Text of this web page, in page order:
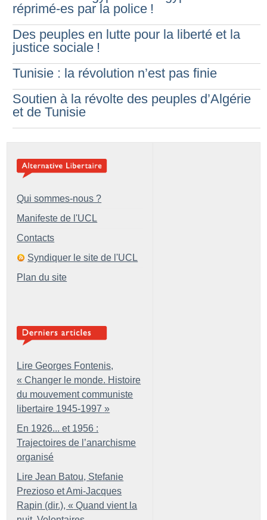
réprimé-es par la police !
Des peuples en lutte pour la liberté et la
justice sociale !
Tunisie : la révolution n’est pas finie
Soutien à la révolte des peuples d’Algérie
et de Tunisie
Qui sommes-nous ?
Manifeste de l'UCL
Contacts
Syndiquer le site de l'UCL
Plan du site
Lire Georges Fontenis,
« Changer le monde. Histoire
du mouvement communiste
libertaire 1945-1997 »
En 1926... et 1956 :
Trajectoires de l’anarchisme
organisé
Lire Jean Batou, Stefanie
Prezioso et Ami-Jacques
Rapin (dir.), « Quand vient la